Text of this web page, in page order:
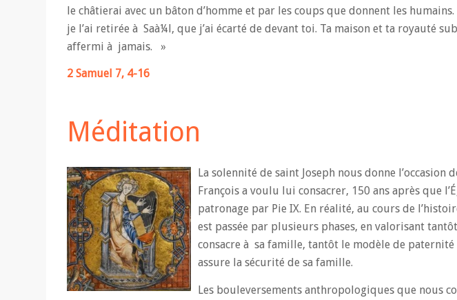
le châtierai avec un bâton d’homme et par les coups que donnent les
je l’ai retirée à Saà¼l, que j’ai écarté de devant toi. Ta maison et ta royauté
affermi à jamais. »
2 Samuel 7, 4-16
Méditation
La solennité de saint Joseph nous donne l’occasion
François a voulu lui consacrer, 150 ans après que
patronage par Pie IX. En réalité, au cours de
est passée par plusieurs phases, en valorisant
consacre à sa famille, tantôt le modèle de
assure la sécurité de sa famille.
Les bouleversements anthropologiques que nous